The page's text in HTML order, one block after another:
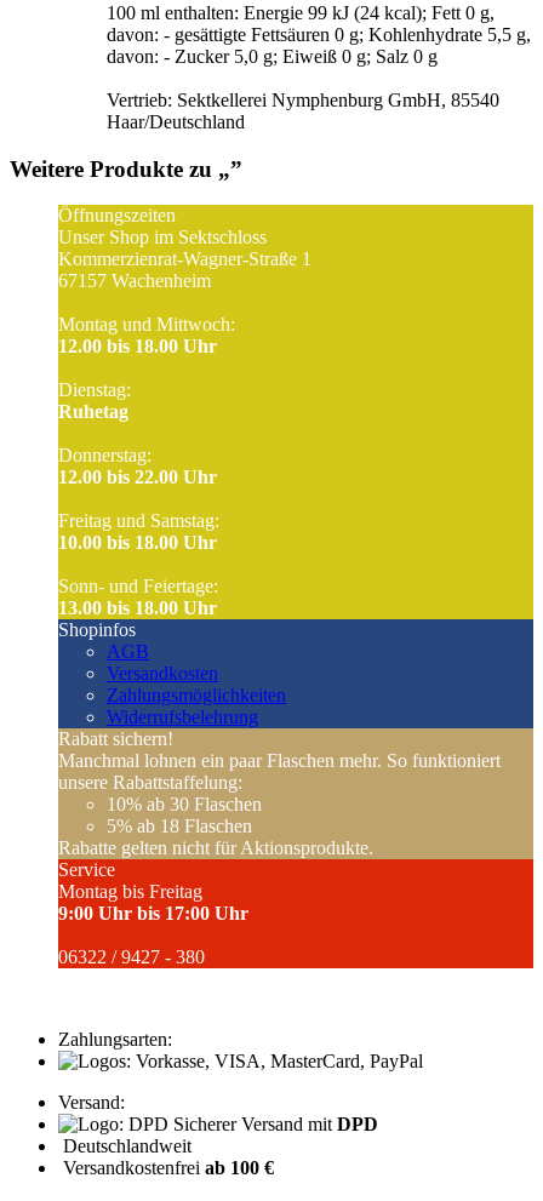
100 ml enthalten: Energie 99 kJ (24 kcal); Fett 0 g,
davon: - gesättigte Fettsäuren 0 g; Kohlenhydrate 5,5 g,
davon: - Zucker 5,0 g; Eiweiß 0 g; Salz 0 g
Vertrieb: Sektkellerei Nymphenburg GmbH, 85540
Haar/Deutschland
Weitere Produkte zu „”
Öffnungszeiten
Unser Shop im Sektschloss
Kommerzienrat-Wagner-Straße 1
67157 Wachenheim
Montag und Mittwoch:
12.00 bis 18.00 Uhr
Dienstag:
Ruhetag
Donnerstag:
12.00 bis 22.00 Uhr
Freitag und Samstag:
10.00 bis 18.00 Uhr
Sonn- und Feiertage:
13.00 bis 18.00 Uhr
Shopinfos
AGB
Versandkosten
Zahlungsmöglichkeiten
Widerrufsbelehrung
Rabatt sichern!
Manchmal lohnen ein paar Flaschen mehr. So funktioniert
unsere Rabattstaffelung:
10% ab 30 Flaschen
5% ab 18 Flaschen
Rabatte gelten nicht für Aktionsprodukte.
Service
Montag bis Freitag
9:00 Uhr bis 17:00 Uhr
06322 / 9427 - 380
Zahlungsarten:
Versand:
Sicherer Versand mit DPD
Deutschlandweit
Versandkostenfrei ab 100 €